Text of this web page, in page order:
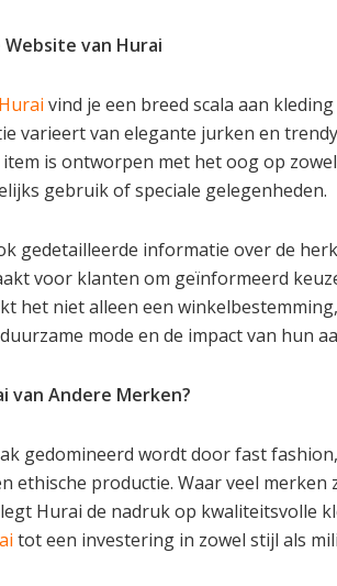
van Hurai
Hurai vind je een breed scala aan
varieert van elegante jurken en
item is ontworpen met het oog op
gebruik of speciale gelegenheden.
gedetailleerde informatie over de
voor klanten om geïnformeerd
het niet alleen een
mode en de impact van hun
van Andere Merken?
gedomineerd wordt door fast
ethische productie. Waar veel
Hurai de nadruk op kwaliteitsvolle
tot een investering in zowel stijl als